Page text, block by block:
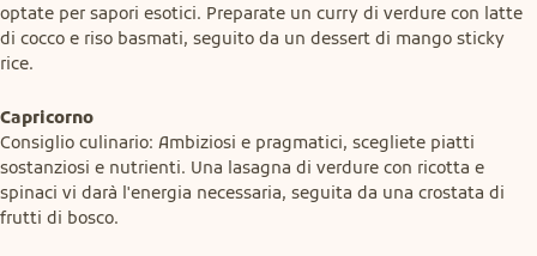
optate per sapori esotici. Preparate un curry di verdure con latte
di cocco e riso basmati, seguito da un dessert di mango sticky
rice.
Capricorno
Consiglio culinario: Ambiziosi e pragmatici, scegliete piatti
sostanziosi e nutrienti. Una lasagna di verdure con ricotta e
spinaci vi darà l'energia necessaria, seguita da una crostata di
frutti di bosco.